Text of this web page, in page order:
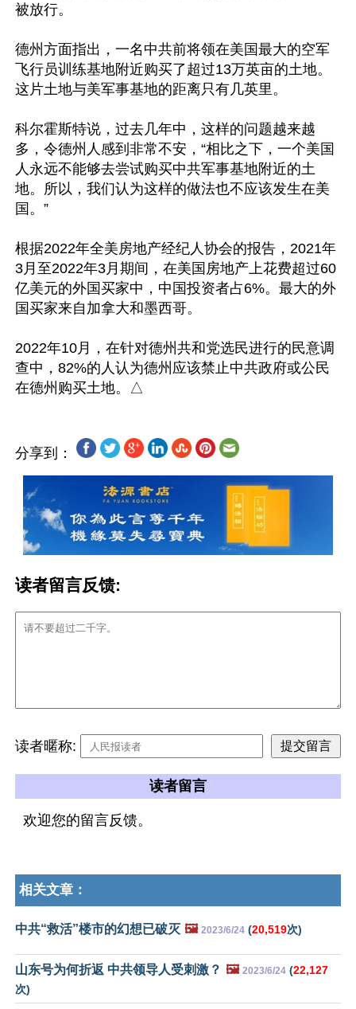
被放行。
德州方面指出，一名中共前将领在美国最大的空军
飞行员训练基地附近购买了超过13万英亩的土地。
这片土地与美军事基地的距离只有几英里。
科尔霍斯特说，过去几年中，这样的问题越来越
多，令德州人感到非常不安，“相比之下，一个美国
人永远不能够去尝试购买中共军事基地附近的土
地。所以，我们认为这样的做法也不应该发生在美
国。”
根据2022年全美房地产经纪人协会的报告，2021年
3月至2022年3月期间，在美国房地产上花费超过60
亿美元的外国买家中，中国投资者占6%。最大的外
国买家来自加拿大和墨西哥。
2022年10月，在针对德州共和党选民进行的民意调
查中，82%的人认为德州应该禁止中共政府或公民
分享到：
读者留言反馈:
读者暱称:
读者留言
欢迎您的留言反馈。
相关文章：
中共“救活”楼市的幻想已破灭 🖼️ 2023/6/24 (20,519次)
山东号为何折返 中共领导人受刺激？ 🖼️ 2023/6/24 (22,127
次)